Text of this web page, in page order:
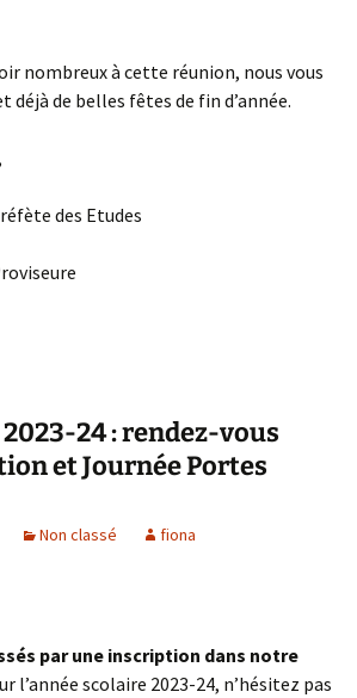
nombreux à cette réunion, nous vous
déjà de belles fêtes de fin d’année.
des Etudes
24 : rendez-vous
et Journée Portes
Non classé fiona
par une inscription dans notre
l’année scolaire 2023-24, n’hésitez pas